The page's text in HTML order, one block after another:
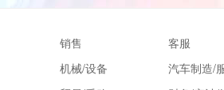
销售
客服
机械/设备
汽车制造/